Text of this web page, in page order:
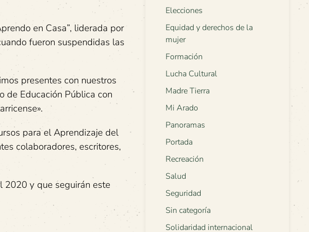
en Casa”, liderada por
fueron suspendidas las
presentes con nuestros
de Educación Pública con
para el Aprendizaje del
colaboradores, escritores,
2020 y que seguirán este
Elecciones
Equidad y derechos de la
mujer
Formación
Lucha Cultural
Madre Tierra
Mi Arado
Panoramas
Portada
Recreación
Salud
Seguridad
Sin categoría
Solidaridad internacional